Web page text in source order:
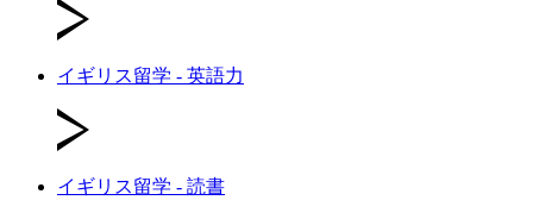
イギリス留学 - 英語力
イギリス留学 - 読書